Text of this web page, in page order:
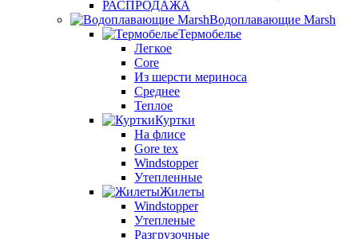
РАСПРОДАЖА
Водоплавающие Marsh
Термобелье
Легкое
Core
Из шерсти мериноса
Среднее
Теплое
Куртки
На флисе
Gore tex
Windstopper
Утепленные
Жилеты
Windstopper
Утепленые
Разгрузочные